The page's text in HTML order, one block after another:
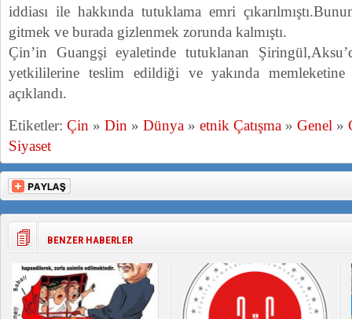
iddiası ile hakkında tutuklama emri
gitmek ve burada gizlenmek zorunda kalmıştı.
Çin’in Guangşi eyaletinde tutuklanan
yetkililerine teslim edildiği ve yakında memleketine
açıklandı.
Etiketler: Çin » Din » Dünya » etnik Çatışma » Genel »
Siyaset
BENZER HABERLER